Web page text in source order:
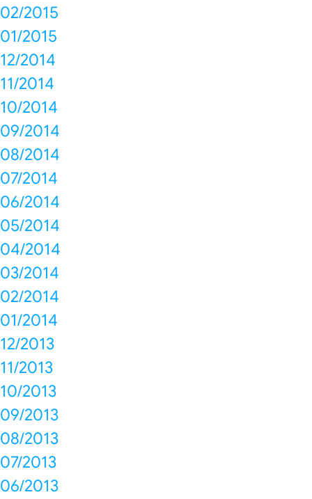
02/2015
01/2015
12/2014
11/2014
10/2014
09/2014
08/2014
07/2014
06/2014
05/2014
04/2014
03/2014
02/2014
01/2014
12/2013
11/2013
10/2013
09/2013
08/2013
07/2013
06/2013